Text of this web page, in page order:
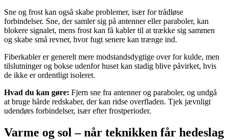
Sne og frost kan også skabe problemer, især for trådløse
forbindelser. Sne, der samler sig på antenner eller paraboler, kan
blokere signalet, mens frost kan få kabler til at trække sig sammen
og skabe små revner, hvor fugt senere kan trænge ind.
Fiberkabler er generelt mere modstandsdygtige over for kulde, men
tilslutninger og bokse udenfor huset kan stadig blive påvirket, hvis
de ikke er ordentligt isoleret.
Hvad du kan gøre: Fjern sne fra antenner og paraboler, og undgå
at bruge hårde redskaber, der kan ridse overfladen. Tjek jævnligt
udendørs forbindelser, især efter frostperioder.
Varme og sol – når teknikken får hedeslag